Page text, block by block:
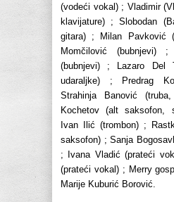
(vodeći vokal) ; Vladimir
klavijature) ; Slobodan
gitara) ; Milan Pavković
Momčilović (bubnjevi)
(bubnjevi) ; Lazaro Del
udaraljke) ; Predrag
Strahinja Banović
Kochetov (alt saksofon,
Ivan Ilić (trombon) ;
saksofon) ; Sanja
; Ivana Vladić (prateći
(prateći vokal) ; Merry
Marije Kuburić Borović.